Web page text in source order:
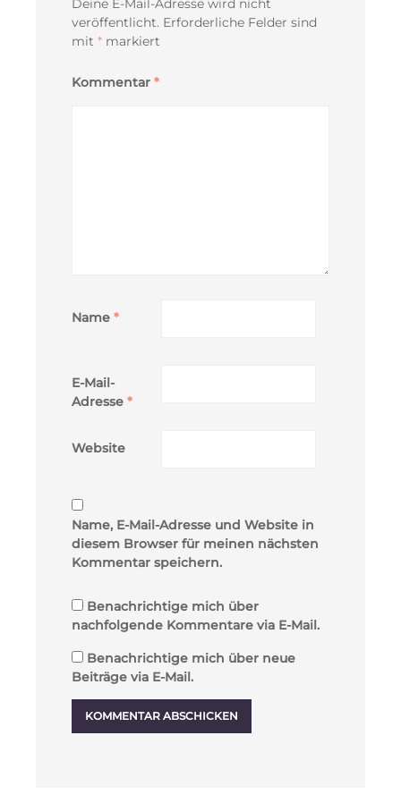
Deine E-Mail-Adresse wird nicht
veröffentlicht. Erforderliche Felder sind
mit * markiert
Kommentar *
Name *
E-Mail-
Adresse *
Website
Name, E-Mail-Adresse und Website in
diesem Browser für meinen nächsten
Kommentar speichern.
Benachrichtige mich über
nachfolgende Kommentare via E-Mail.
Benachrichtige mich über neue
Beiträge via E-Mail.